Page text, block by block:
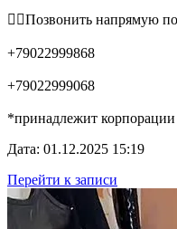
👉🏻Позвонить напрямую
+79022999868
+79022999068
*принадлежит
Дата: 01.12.2025 15:19
Перейти к записи